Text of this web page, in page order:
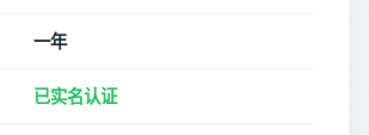
一年
已实名认证